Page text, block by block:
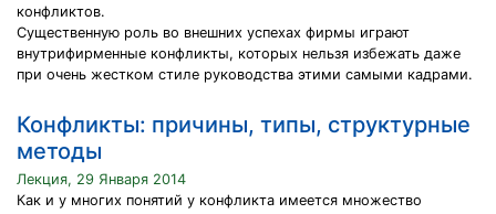
конфликтов.
Существенную роль во внешних успехах фирмы играют
внутрифирменные конфликты, которых нельзя избежать даже
при очень жестком стиле руководства этими самыми кадрами.
Конфликты: причины, типы, структурные
методы
Лекция, 29 Января 2014
Как и у многих понятий у конфликта имеется множество